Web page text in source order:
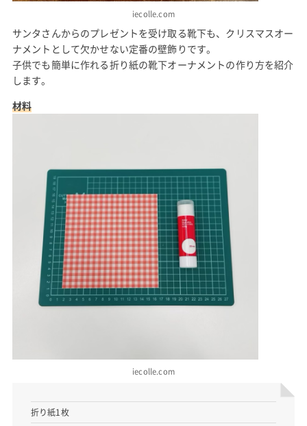
iecolle.com
サンタさんからのプレゼントを受け取る靴下も、クリスマスオー
ナメントとして欠かせない定番の壁飾りです。
子供でも簡単に作れる折り紙の靴下オーナメントの作り方を紹介
します。
材料
iecolle.com
折り紙1枚